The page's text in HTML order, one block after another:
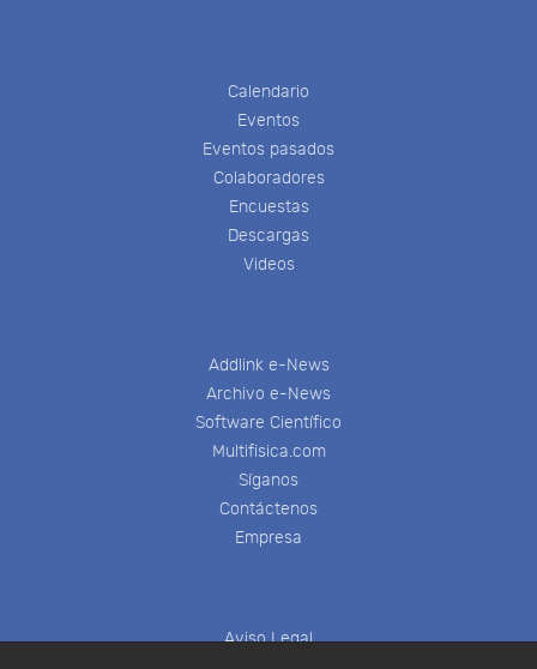
Calendario
Eventos
Eventos pasados
Colaboradores
Encuestas
Descargas
Videos
Addlink e-News
Archivo e-News
Software Científico
Multifisica.com
Síganos
Contáctenos
Empresa
Aviso Legal